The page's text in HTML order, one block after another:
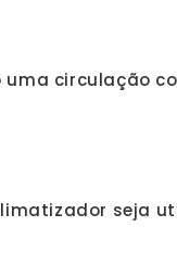
circulação
seja